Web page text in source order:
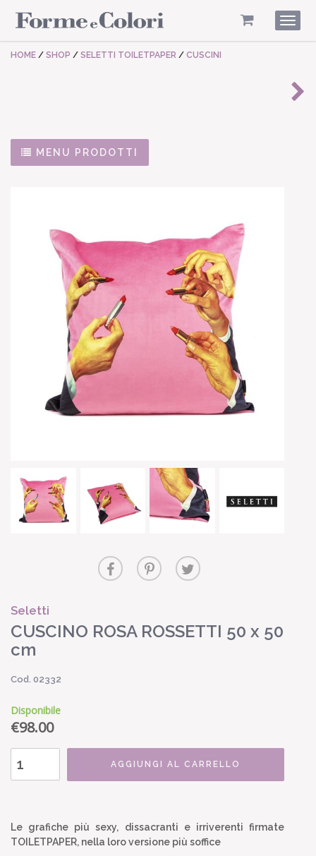
HOME / SHOP / SELETTI TOILETPAPER / CUSCINI
MENU PRODOTTI
Seletti
CUSCINO ROSA ROSSETTI 50 x 50
cm
Cod. 02332
Disponibile
€98.00
AGGIUNGI AL CARRELLO
Le grafiche più sexy, dissacranti e irriverenti firmate
TOILETPAPER, nella loro versione più soffice